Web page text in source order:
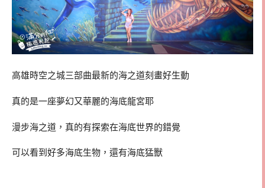
高雄時空之城三部曲最新的海之道刻畫好生動
真的是一座夢幻又華麗的海底龍宮耶
漫步海之道，真的有探索在海底世界的錯覺
可以看到好多海底生物，還有海底猛獸